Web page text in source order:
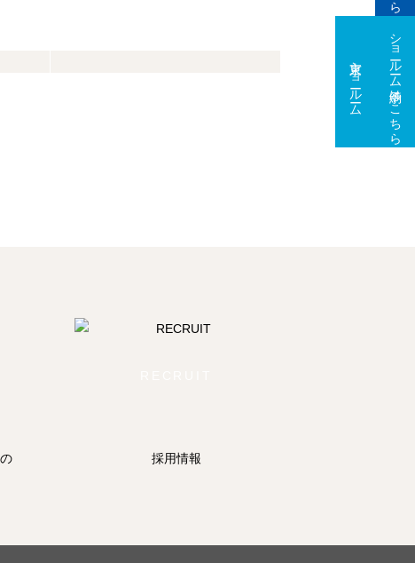
ショールーム予約はこちら
東京ショールーム 大阪ショールーム
採用情報